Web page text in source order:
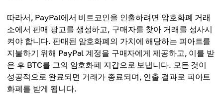
따라서, PayPal에서 비트코인을 인출하려면 암호화폐 거래
소에서 판매 광고를 생성하고, 구매자를 찾아 거래를 성사시
켜야 합니다. 판매된 암호화폐의 가치에 해당하는 피아트를
지불하기 위해 PayPal 계정을 구매자에게 제공하고, 이를 받
은 후 BTC를 그의 암호화폐 지갑으로 보냅니다. 모든 것이
성공적으로 완료되면 거래가 종료되며, 인출 결과로 피아트
화폐를 받게 됩니다.